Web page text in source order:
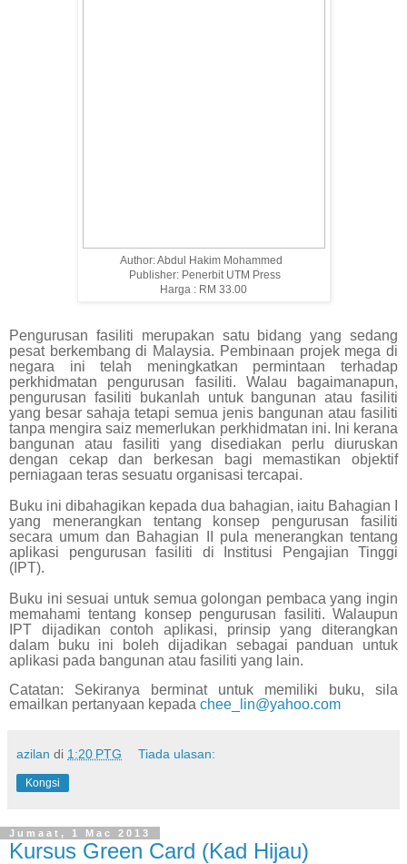
Author: Abdul Hakim Mohammed
Publisher: Penerbit UTM Press
Harga : RM 33.00
Pengurusan fasiliti merupakan satu bidang yang sedang
pesat berkembang di Malaysia. Pembinaan projek mega di
negara ini telah meningkatkan permintaan terhadap
perkhidmatan pengurusan fasiliti. Walau bagaimanapun,
pengurusan fasiliti bukanlah untuk bangunan atau fasiliti
yang besar sahaja tetapi semua jenis bangunan atau fasiliti
tanpa mengira saiz memerlukan perkhidmatan ini. Ini kerana
bangunan atau fasiliti yang disediakan perlu diuruskan
dengan cekap dan berkesan bagi memastikan objektif
perniagaan teras sesuatu organisasi tercapai.
Buku ini dibahagikan kepada dua bahagian, iaitu Bahagian I
yang menerangkan tentang konsep pengurusan fasiliti
secara umum dan Bahagian II pula menerangkan tentang
aplikasi pengurusan fasiliti di Institusi Pengajian Tinggi
(IPT).
Buku ini sesuai untuk semua golongan pembaca yang ingin
memahami tentang konsep pengurusan fasiliti. Walaupun
IPT dijadikan contoh aplikasi, prinsip yang diterangkan
dalam buku ini boleh dijadikan sebagai panduan untuk
aplikasi pada bangunan atau fasiliti yang lain.
Catatan: Sekiranya berminat untuk memiliki buku, sila
emailkan pertanyaan kepada chee_lin@yahoo.com
azilan di 1:20 PTG Tiada ulasan:
Kongsi
Jumaat, 1 Mac 2013
Kursus Green Card (Kad Hijau)